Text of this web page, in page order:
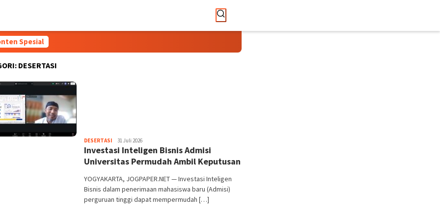
Spesial
DESERTASI
DESERTASI Heri
Purwata
31 Juli 2026
Investasi Inteligen Bisnis Admisi
Universitas Permudah Ambil Keputusan
YOGYAKARTA, JOGPAPER.NET — Investasi Inteligen
Bisnis dalam penerimaan mahasiswa baru (Admisi)
perguruan tinggi dapat mempermudah […]